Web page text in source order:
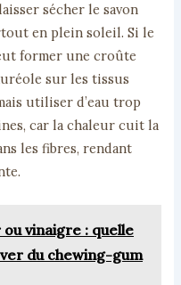
sécher le savon
en plein soleil. Si le
former une croûte
sur les tissus
utiliser d’eau trop
car la chaleur cuit la
les fibres, rendant
vinaigre : quelle
du chewing-gum